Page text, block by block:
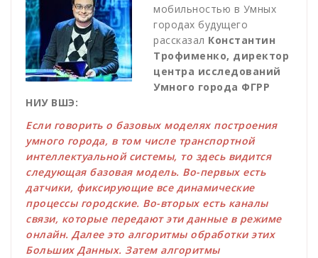
мобильностью в Умных
городах будущего
рассказал Константин
Трофименко, директор
центра исследований
Умного города ФГРР
НИУ ВШЭ:
Если говорить о базовых моделях построения
умного города, в том числе транспортной
интеллектуальной системы, то здесь видится
следующая базовая модель. Во-первых есть
датчики, фиксирующие все динамические
процессы городские. Во-вторых есть каналы
связи, которые передают эти данные в режиме
онлайн. Далее это алгоритмы обработки этих
Больших Данных. Затем алгоритмы